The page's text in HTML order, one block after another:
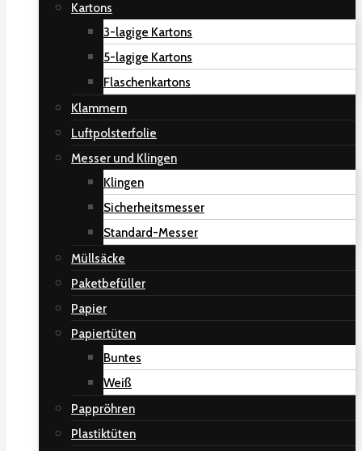
Kartons
3-lagige Kartons
5-lagige Kartons
Flaschenkartons
Klammern
Luftpolsterfolie
Messer und Klingen
Klingen
Sicherheitsmesser
Standard-Messer
Müllsäcke
Paketbefüller
Papier
Papiertüten
Buntes
Weiß
Pappröhren
Plastiktüten